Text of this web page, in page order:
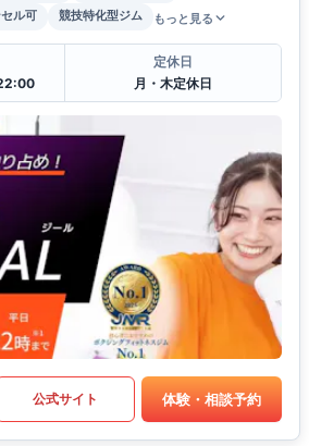
ル可 競技特化型ジム もっと見る
定休日
月・木定休日
公式サイト 体験・相談予約